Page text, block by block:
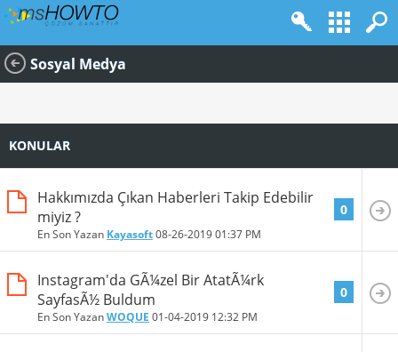
Sosyal Medya
KONULAR
Hakkımızda Çıkan Haberleri Takip Edebilir
miyiz ?
En Son Yazan Kayasoft08-26-201901:37 PM
0
Instagram'da GÃ¼zel Bir AtatÃ¼rk
SayfasÃ½ Buldum
En Son YazanWOQUE 01-04-2019 12:32 PM
0